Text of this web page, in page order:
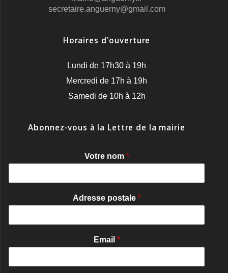
secretaire.anguerny@gmail.com
Horaires d'ouverture
Lundi de 17h30 à 19h
Mercredi de 17h à 19h
Samedi de 10h à 12h
Abonnez-vous à la Lettre de la mairie
Votre nom *
Adresse postale *
Email *